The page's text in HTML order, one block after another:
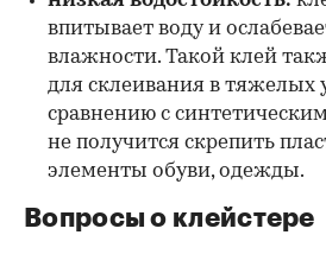
впитывает воду и
влажности. Такой клей
для склеивания в тяжелых
сравнению с
не получится скрепить
элементы обуви, одежды.
Вопросы о клейстере